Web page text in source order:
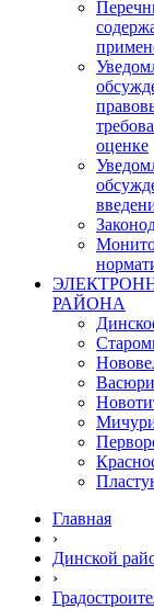
оценке
РАЙОНА
Главная
›
Динской
›